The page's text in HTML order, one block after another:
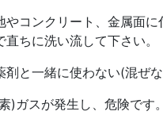
やコンクリート、金属面に
直ちに洗い流して下さい。
剤と一緒に使わない(混ぜ
)ガスが発生し、危険です。